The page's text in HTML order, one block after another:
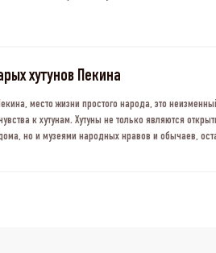
хутунов Пекина
место жизни простого народа, это
к хутунам. Хутуны не только являются
но и музеями народных нравов и обычаев,